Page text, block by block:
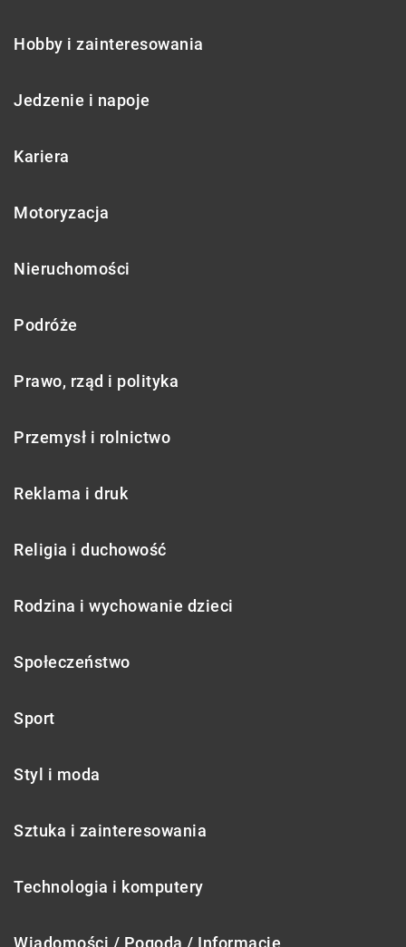
Hobby i zainteresowania
Jedzenie i napoje
Kariera
Motoryzacja
Nieruchomości
Podróże
Prawo, rząd i polityka
Przemysł i rolnictwo
Reklama i druk
Religia i duchowość
Rodzina i wychowanie dzieci
Społeczeństwo
Sport
Styl i moda
Sztuka i zainteresowania
Technologia i komputery